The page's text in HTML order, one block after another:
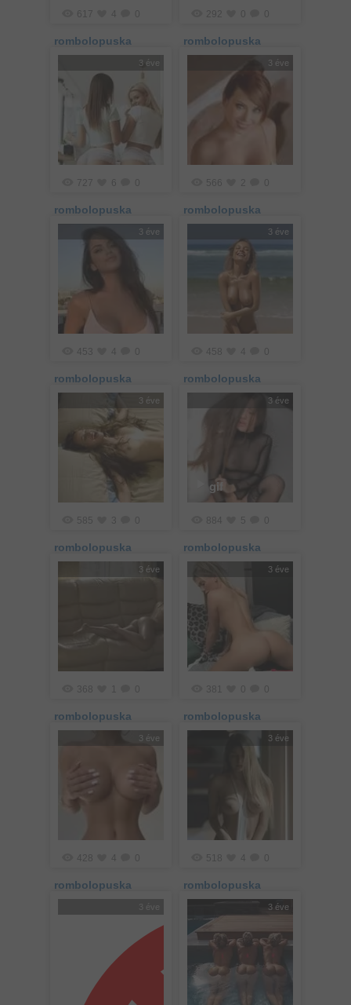
617
rombolopuska
292
rombolopuska
3 éve
727 6
rombolopuska
3 éve
566 2
rombolopuska
3 éve
453
rombolopuska
3 éve
458
rombolopuska
3 éve
585 3
rombolopuska
gif
3 éve
5
rombolopuska
3 éve
368
rombolopuska
3 éve
381
rombolopuska
3 éve
428
rombolopuska
3 éve
518
rombolopuska
3 éve 3 éve